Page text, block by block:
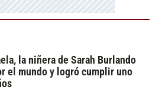
la niñera de Sarah Burlando
el mundo y logró cumplir uno